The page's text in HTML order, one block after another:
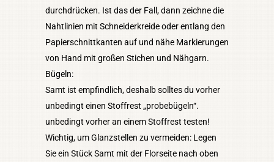
durchdrücken. Ist das der Fall, dann zeichne die
Nahtlinien mit Schneiderkreide oder entlang den
Papierschnittkanten auf und nähe Markierungen
von Hand mit großen Stichen und Nähgarn.
Bügeln:
Samt ist empfindlich, deshalb solltes du vorher
unbedingt einen Stoffrest „probebügeln“.
unbedingt vorher an einem Stoffrest testen!
Wichtig, um Glanzstellen zu vermeiden: Legen
Sie ein Stück Samt mit der Florseite nach oben